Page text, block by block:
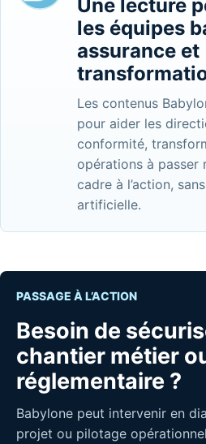
Une lecture
les équipes
assurance et
Les contenus
pour aider les
conformité,
opérations à passer
cadre à l’action,
artificielle.
PASSAGE À L’ACTION
Besoin de
chantier métier
réglementaire ?
Babylone peut intervenir en
projet ou pilotage